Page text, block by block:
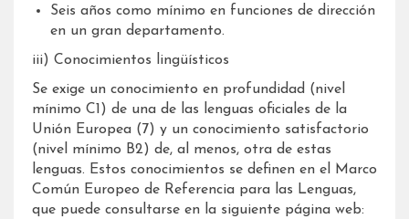
Seis años como mínimo en funciones de dirección
en un gran departamento.
iii) Conocimientos lingüísticos
Se exige un conocimiento en profundidad (nivel
mínimo C1) de una de las lenguas oficiales de la
Unión Europea (7) y un conocimiento satisfactorio
(nivel mínimo B2) de, al menos, otra de estas
lenguas. Estos conocimientos se definen en el Marco
Común Europeo de Referencia para las Lenguas,
que puede consultarse en la siguiente página web: